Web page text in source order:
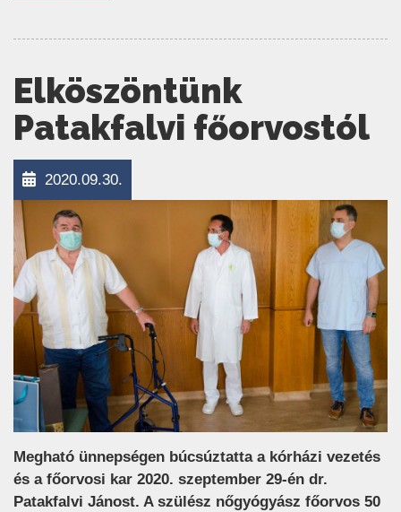
Elköszöntünk
Patakfalvi főorvostól
2020.09.30.
Megható ünnepségen búcsúztatta a kórházi vezetés
és a főorvosi kar 2020. szeptember 29-én dr.
Patakfalvi Jánost. A szülész nőgyógyász főorvos 50